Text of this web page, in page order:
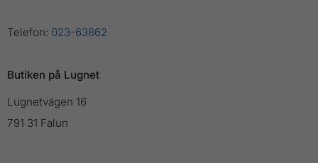
Telefon: 023-63862
Butiken på Lugnet
Lugnetvägen 16
791 31 Falun